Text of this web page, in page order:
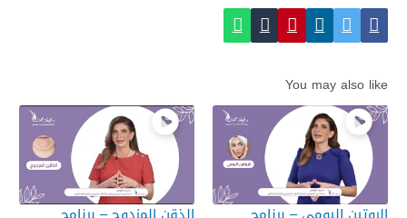
You may also like